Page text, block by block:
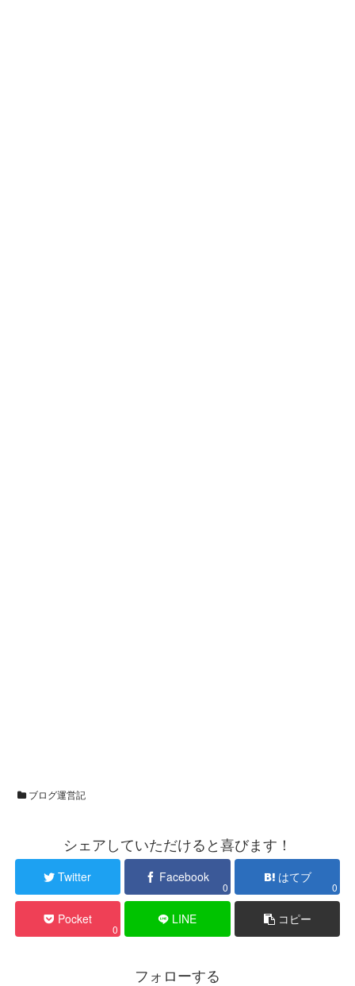
ブログ運営記
シェアしていただけると喜びます！
Twitter Facebook
0
はてブ
0
Pocket
0
LINE コピー
フォローする